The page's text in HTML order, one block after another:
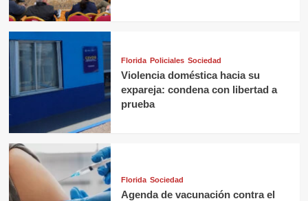
Florida Policiales Sociedad
Violencia doméstica hacia su
expareja: condena con libertad a
prueba
Florida Sociedad
Agenda de vacunación contra el